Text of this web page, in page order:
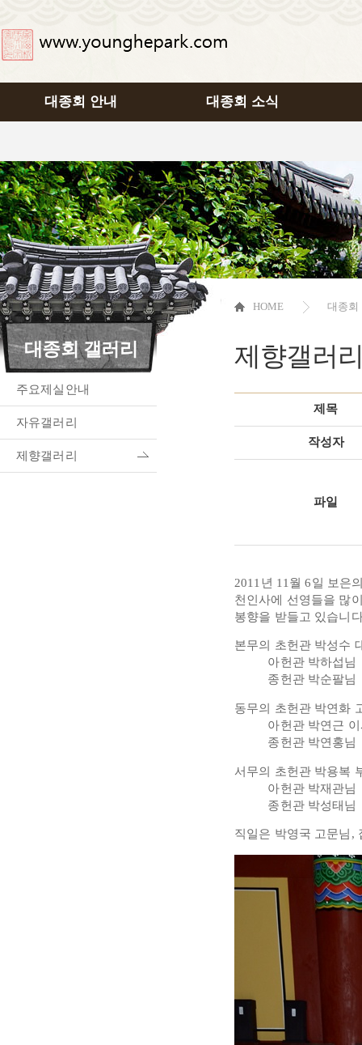
대종회 안내 대종회 소식
HOME 대종회
대종회 갤러리
주요제실안내
자유갤러리
제향갤러리
제향갤러
제목
작성자
파일
2011년 11월 6일 보은
천인사에 선영들을 많
봉향을 받들고 있습니
본무의 초헌관 박성수
아헌관 박하섭님
종헌관 박순팔님
동무의 초헌관 박연화
아헌관 박연근 이
종헌관 박연홍님
서무의 초헌관 박용복
아헌관 박재관님
종헌관 박성태님
직일은 박영국 고문님,